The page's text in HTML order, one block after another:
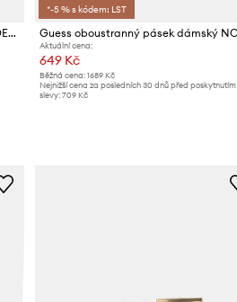
Guess oboustranný pásek dámský NOELLE
*-5 % s kódem: LST
Aktuální cena:
649 Kč
Běžná cena: 1689 Kč
Nejnižší cena za posledních 30 dnů před poskytnutím
slevy: 709 Kč